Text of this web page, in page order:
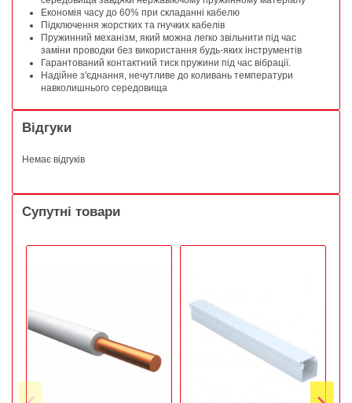
Економія часу до 60% при складанні кабелю
Підключення жорстких та гнучких кабелів
Пружинний механізм, який можна легко звільнити під час
заміни проводки без використання будь-яких інструментів
Гарантований контактний тиск пружини під час вібрації.
Надійне з'єднання, нечутливе до коливань температури
навколишнього середовища
Відгуки
Немає відгуків
Супутні товари